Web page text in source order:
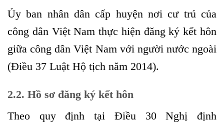
Ủy ban nhân dân cấp huyện nơi cư trú của
công dân Việt Nam thực hiện đăng ký kết hôn
giữa công dân Việt Nam với người nước ngoài
(Điều 37 Luật Hộ tịch năm 2014).
2.2. Hồ sơ đăng ký kết hôn
Theo quy định tại Điều 30 Nghị định